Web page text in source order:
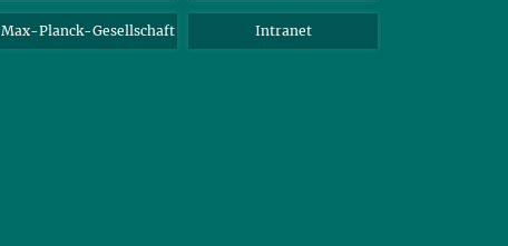
Max-Planck-Gesellschaft Intranet